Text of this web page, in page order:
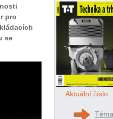
pro
se
Aktuální číslo